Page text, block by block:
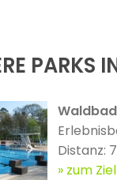
PARKS
Distanz:
zum Ziel